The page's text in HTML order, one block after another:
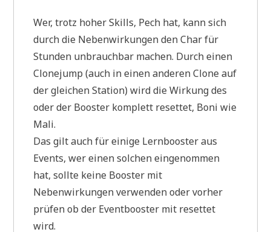
Wer, trotz hoher Skills, Pech hat, kann sich
durch die Nebenwirkungen den Char für
Stunden unbrauchbar machen. Durch einen
Clonejump (auch in einen anderen Clone auf
der gleichen Station) wird die Wirkung des
oder der Booster komplett resettet, Boni wie
Mali.
Das gilt auch für einige Lernbooster aus
Events, wer einen solchen eingenommen
hat, sollte keine Booster mit
Nebenwirkungen verwenden oder vorher
prüfen ob der Eventbooster mit resettet
wird.